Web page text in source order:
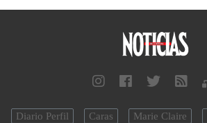
Diario Perfil Caras Marie Claire